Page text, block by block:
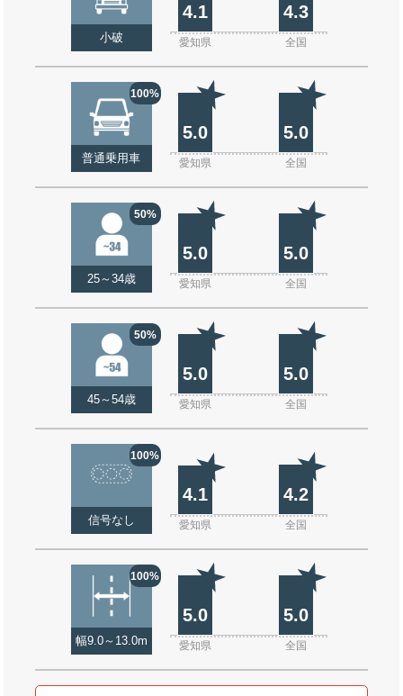
小破
4.1 4.3
愛知県 全国
100%
普通乗用車
5.0 5.0
愛知県 全国
50%
25～34歳
5.0 5.0
愛知県 全国
50%
45～54歳
5.0 5.0
愛知県 全国
100%
信号なし
4.1 4.2
愛知県 全国
100%
幅9.0～13.0m
5.0 5.0
愛知県 全国